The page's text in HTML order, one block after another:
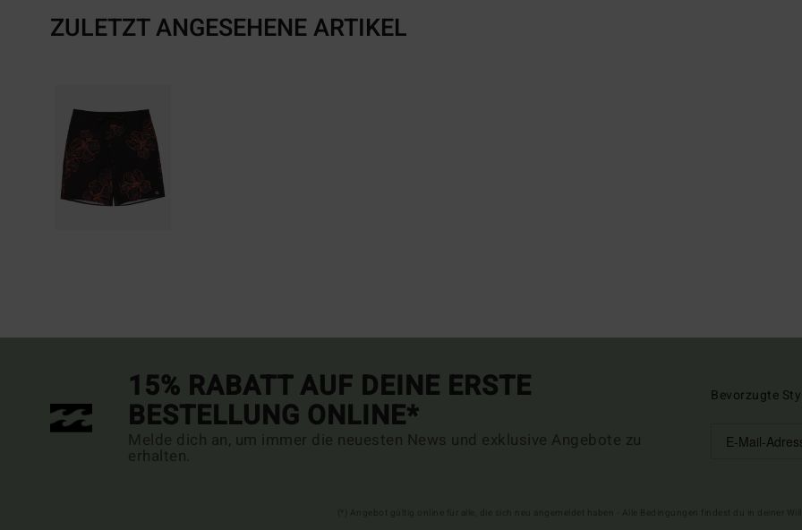
ZULETZT ANGESEHENE ARTIKEL
15% RABATT AUF DEINE ERSTE
BESTELLUNG ONLINE*
Melde dich an, um immer die neuesten News und exklusive Angebote zu
erhalten.
Bevorzugte